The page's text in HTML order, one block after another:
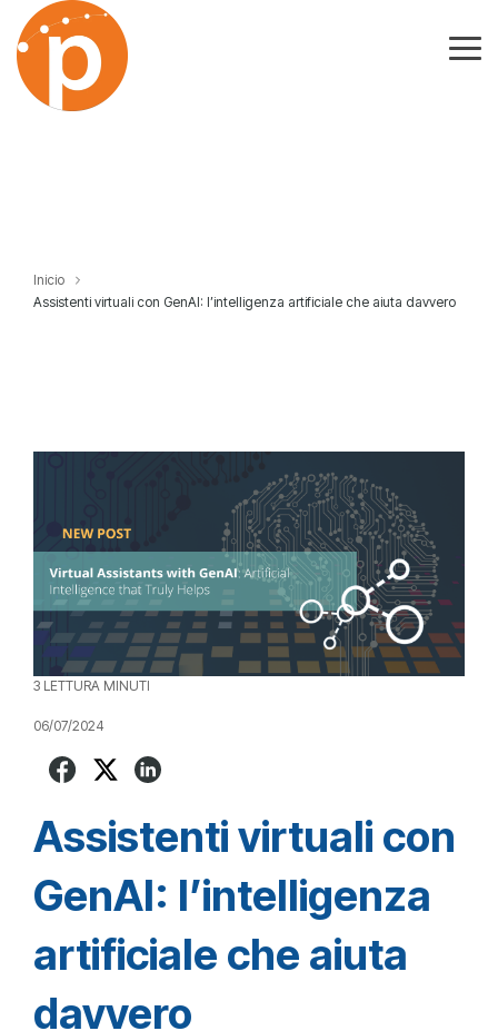
Skip
the
main
content.
Inicio
Assistenti virtuali con GenAI: l’intelligenza artificiale che aiuta davvero
3 LETTURA MINUTI
06/07/2024
Assistenti virtuali con
GenAI: l’intelligenza
artificiale che aiuta
davvero